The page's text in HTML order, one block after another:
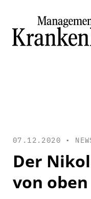
07.12.2020 •
Der
von oben